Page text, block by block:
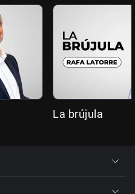
La brújula